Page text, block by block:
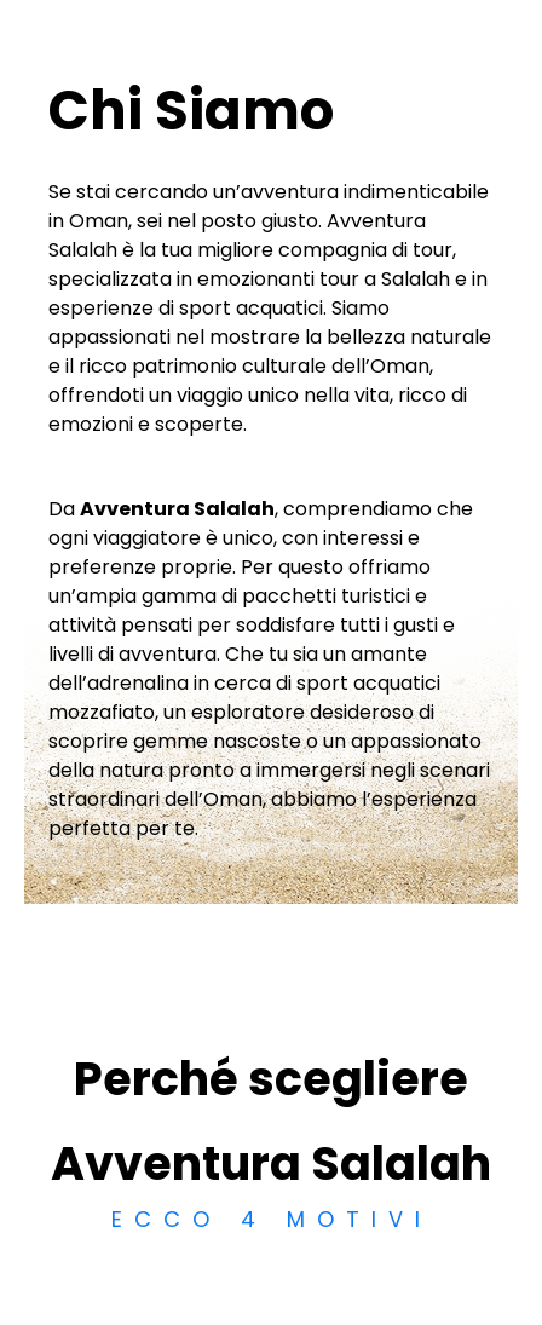
Chi Siamo
Se stai cercando un’avventura indimenticabile
in Oman, sei nel posto giusto. Avventura
Salalah è la tua migliore compagnia di tour,
specializzata in emozionanti tour a Salalah e in
esperienze di sport acquatici. Siamo
appassionati nel mostrare la bellezza naturale
e il ricco patrimonio culturale dell’Oman,
offrendoti un viaggio unico nella vita, ricco di
emozioni e scoperte.
DaAvventura Salalah, comprendiamo che
ogni viaggiatore è unico, con interessi e
preferenze proprie. Per questo offriamo
un’ampia gamma di pacchetti turistici e
attività pensati per soddisfare tutti i gusti e
livelli di avventura. Che tu sia un amante
dell’adrenalina in cerca di sport acquatici
mozzafiato, un esploratore desideroso di
scoprire gemme nascoste o un appassionato
della natura pronto a immergersi negli scenari
straordinari dell’Oman, abbiamo l’esperienza
perfetta per te.
Perché scegliere
Avventura Salalah
ECCO 4 MOTIVI